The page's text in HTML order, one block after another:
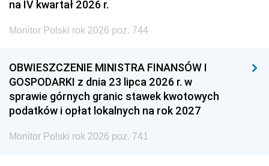
na IV kwartał 2026 r.
Monitor Polski rok 2026 poz. 744
OBWIESZCZENIE MINISTRA FINANSÓW I
GOSPODARKI z dnia 23 lipca 2026 r. w
sprawie górnych granic stawek kwotowych
podatków i opłat lokalnych na rok 2027
Monitor Polski rok 2026 poz. 741